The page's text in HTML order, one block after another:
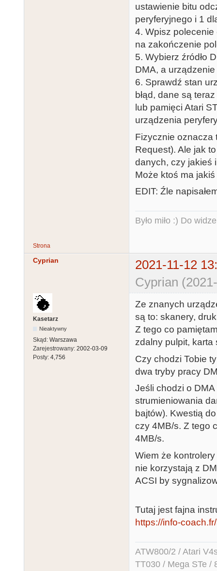
ustawienie bitu
peryferyjnego i 1
4. Wpisz
na zakończenie
5. Wybierz źródło
DMA, a
6. Sprawdź stan
błąd, dane są
lub pamięci Atari
urządzenia
Fizycznie oznacza
Request). Ale jak
danych, czy jakieś
Może ktoś ma jakiś
EDIT: Źle
Było miło :) Do
Strona
Cyprian
2021-11-12
Cyprian
Kasetarz
Nieaktywny
Skąd: Warszawa
Zarejestrowany: 2002-03-09
Posty: 4,756
Ze znanych
są to: skanery,
Z tego co
zdalny pulpit, karta
Czy chodzi Tobie
dwa tryby pracy
Jeśli chodzi o
strumieniowania
bajtów). Kwestią
czy 4MB/s. Z tego
4MB/s.
Wiem że
nie korzystają z
ACSI by
Tutaj jest fajna
https://info-
ATW800/2 / Atari
TT030 / Mega STe /